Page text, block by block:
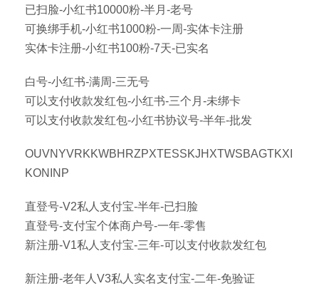
已扫脸-小红书10000粉-半月-老号
可换绑手机-小红书1000粉-一周-实体卡注册
实体卡注册-小红书100粉-7天-已实名
白号-小红书-满周-三无号
可以支付收款发红包-小红书-三个月-未绑卡
可以支付收款发红包-小红书协议号-半年-批发
OUVNYVRKKWBHRZPXTESSKJHXTWSBAGTKXI
KONINP
直登号-V2私人支付宝-半年-已扫脸
直登号-支付宝个体商户号-一年-零售
新注册-V1私人支付宝-三年-可以支付收款发红包
新注册-老年人V3私人实名支付宝-二年-免验证